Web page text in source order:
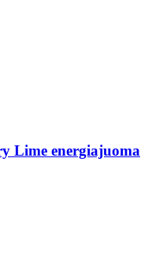
Lime energiajuoma